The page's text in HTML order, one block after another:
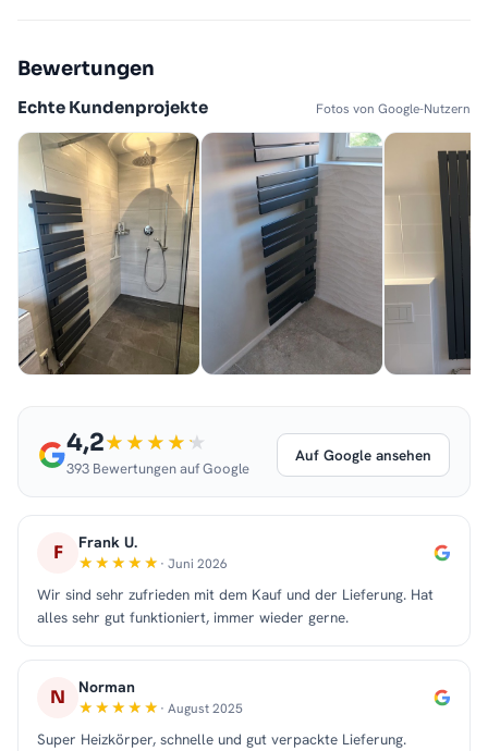
Bewertungen
Echte Kundenprojekte Fotos von Google-Nutzern
4,2
393 Bewertungen auf Google
Auf Google ansehen
F Frank U.
· Juni 2026
Wir sind sehr zufrieden mit dem Kauf und der Lieferung. Hat
alles sehr gut funktioniert, immer wieder gerne.
N Norman
· August 2025
Super Heizkörper, schnelle und gut verpackte Lieferung.